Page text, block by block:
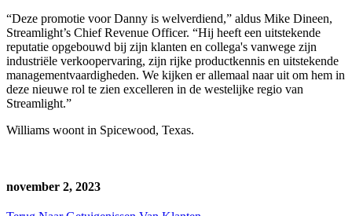
“Deze promotie voor Danny is welverdiend,” aldus Mike Dineen,
Streamlight’s Chief Revenue Officer. “Hij heeft een uitstekende
reputatie opgebouwd bij zijn klanten en collega's vanwege zijn
industriële verkoopervaring, zijn rijke productkennis en uitstekende
managementvaardigheden. We kijken er allemaal naar uit om hem in
deze nieuwe rol te zien excelleren in de westelijke regio van
Streamlight.”
Williams woont in Spicewood, Texas.
november 2, 2023